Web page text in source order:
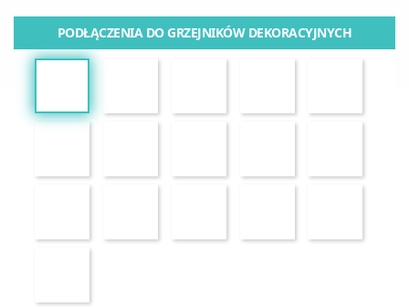
PODŁĄCZENIA DO GRZEJNIKÓW DEKORACYJNYCH